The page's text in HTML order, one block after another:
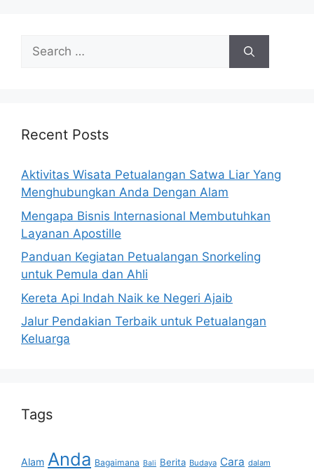
Search
for:
Recent Posts
Aktivitas Wisata Petualangan Satwa Liar Yang
Menghubungkan Anda Dengan Alam
Mengapa Bisnis Internasional Membutuhkan
Layanan Apostille
Panduan Kegiatan Petualangan Snorkeling
untuk Pemula dan Ahli
Kereta Api Indah Naik ke Negeri Ajaib
Jalur Pendakian Terbaik untuk Petualangan
Keluarga
Tags
Alam Anda Bagaimana Bali Berita Budaya Cara dalam